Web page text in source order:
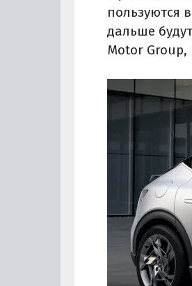
пользуются
дальше
Motor Group,